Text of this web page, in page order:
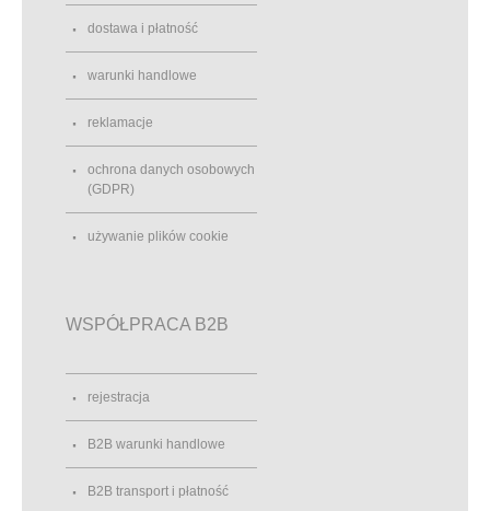
dostawa i płatność
warunki handlowe
reklamacje
ochrona danych osobowych
(GDPR)
używanie plików cookie
WSPÓŁPRACA B2B
rejestracja
B2B warunki handlowe
B2B transport i płatność